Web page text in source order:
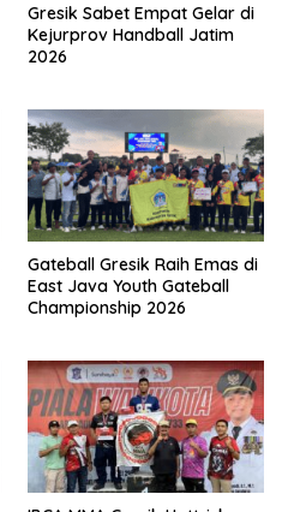
Gresik Sabet Empat Gelar di
Kejurprov Handball Jatim
2026
Gateball Gresik Raih Emas di
East Java Youth Gateball
Championship 2026